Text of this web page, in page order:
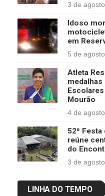
3 de
Idoso
em
5 de
Atleta
Mourão
4 de
52ª
reúne
do
3 de
LINHA DO TEMPO